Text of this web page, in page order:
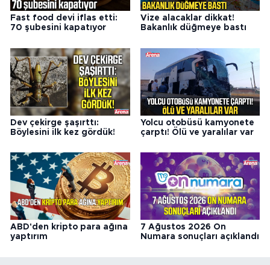
Fast food devi iflas etti:
70 şubesini kapatıyor
Vize alacaklar dikkat!
Bakanlık düğmeye bastı
Dev çekirge şaşırttı:
Böylesini ilk kez gördük!
Yolcu otobüsü kamyonete
çarptı! Ölü ve yaralılar var
ABD'den kripto para ağına
yaptırım
7 Ağustos 2026 On
Numara sonuçları açıklandı